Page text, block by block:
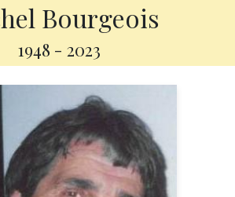
Bourgeois
1948 - 2023